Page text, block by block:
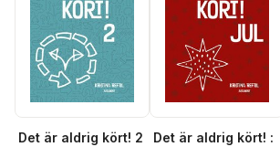
Det är aldrig kört! 2
Det är aldrig kört! :